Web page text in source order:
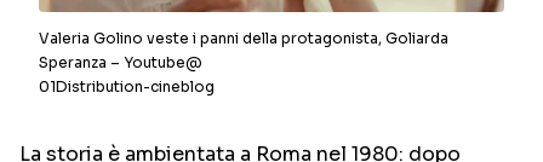
Valeria Golino veste i panni della protagonista, Goliarda
Speranza – Youtube@
01Distribution-cineblog
La storia è ambientata a Roma nel 1980: dopo